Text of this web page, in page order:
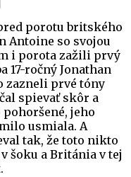
porotu britského
Antoine so svojou
i porota zažili prvý
17-ročný Jonathan
zazneli prvé tóny
spievať skôr a
jeho
usmiala. A
tak, že toto nikto
šoku a Británia v tej